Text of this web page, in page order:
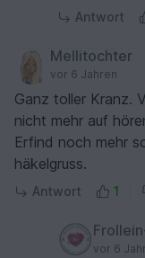
Antwort
Mellitochter
vor 6 Jahren
Ganz toller Kranz.
nicht mehr auf hören. Danke für die tolle
Erfind noch mehr
häkelgruss.
Antwort 1
vor 6